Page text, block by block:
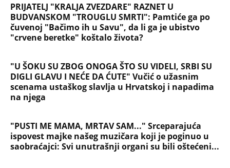
PRIJATELJ "KRALJA ZVEZDARE" RAZNET U
BUDVANSKOM "TROUGLU SMRTI": Pamtiće ga po
čuvenoj "Bačimo ih u Savu", da li ga je ubistvo
"crvene beretke" koštalo života?
"U ŠOKU SU ZBOG ONOGA ŠTO SU VIDELI, SRBI SU
DIGLI GLAVU I NEĆE DA ĆUTE" Vučić o užasnim
scenama ustaškog slavlja u Hrvatskoj i napadima
na njega
"PUSTI ME MAMA, MRTAV SAM..." Srceparajuća
ispovest majke našeg muzičara koji je poginuo u
saobraćajci: Svi unutrašnji organi su bili oštećeni...